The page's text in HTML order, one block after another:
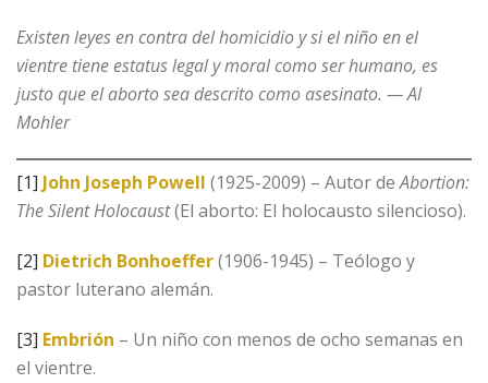
Existen leyes en contra del homicidio y si el niño en el
vientre tiene estatus legal y moral como ser humano, es
justo que el aborto sea descrito como asesinato. — Al
Mohler
[1] John Joseph Powell (1925-2009) – Autor deAbortion:
The Silent Holocaust(El aborto: El holocausto silencioso).
[2] Dietrich Bonhoeffer(1906-1945) – Teólogo y
pastor luterano alemán.
[3] Embrión – Un niño con menos de ocho semanas en
el vientre.